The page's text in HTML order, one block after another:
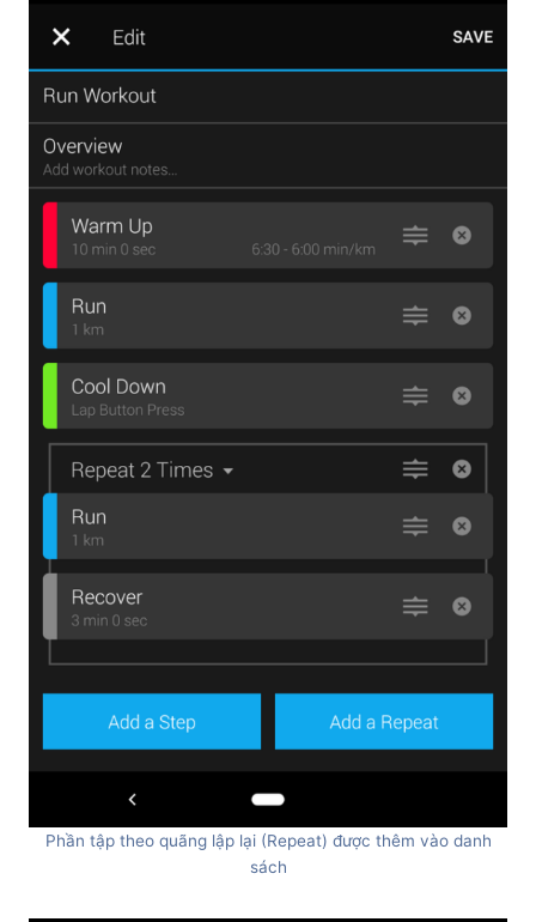
Phần tập theo quãng lập lại (Repeat) được thêm vào danh
sách